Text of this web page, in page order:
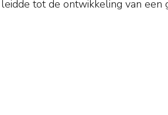
leidde tot de ontwikkeling van een